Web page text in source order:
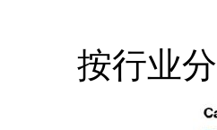
按行业分